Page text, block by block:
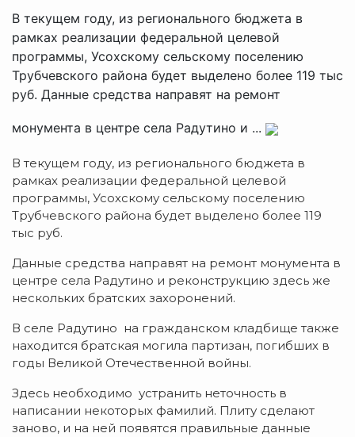
В текущем году, из регионального бюджета в
рамках реализации федеральной целевой
программы, Усохскому сельскому поселению
Трубчевского района будет выделено более 119 тыс
руб. Данные средства направят на ремонт
монумента в центре села Радутино и ...
В текущем году, из регионального бюджета в
рамках реализации федеральной целевой
программы, Усохскому сельскому поселению
Трубчевского района будет выделено более 119
тыс руб.
Данные средства направят на ремонт монумента в
центре села Радутино и реконструкцию здесь же
нескольких братских захоронений.
В селе Радутино на гражданском кладбище также
находится братская могила партизан, погибших в
годы Великой Отечественной войны.
Здесь необходимо устранить неточность в
написании некоторых фамилий. Плиту сделают
заново, и на ней появятся правильные данные